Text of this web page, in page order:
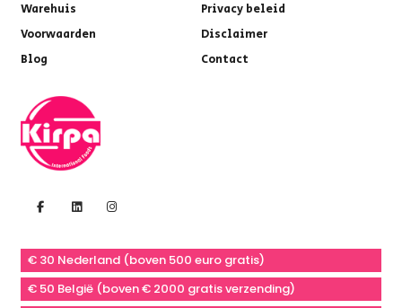
Warehuis
Privacy beleid
Voorwaarden
Disclaimer
Blog
Contact
€ 30 Nederland (boven 500 euro gratis)
€ 50 België (boven € 2000 gratis verzending)